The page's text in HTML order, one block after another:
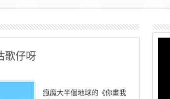
歌仔呀
瘋魔大半個地球的《你畫我